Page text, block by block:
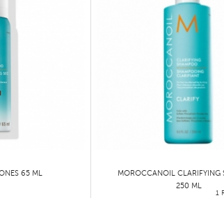
65 ML
MOROCCANOIL CLARIFYING
250 ML
1